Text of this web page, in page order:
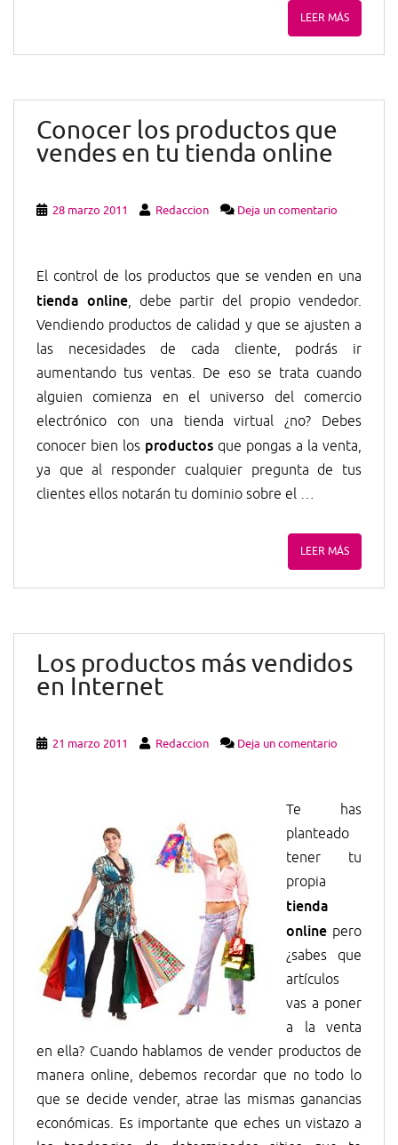
LEER MÁS
Conocer los productos que
vendes en tu tienda online
28 marzo 2011 Redaccion Deja un comentario
El control de los productos que se venden en una
tienda online, debe partir del propio vendedor.
Vendiendo productos de calidad y que se ajusten a
las necesidades de cada cliente, podrás ir
aumentando tus ventas. De eso se trata cuando
alguien comienza en el universo del comercio
electrónico con una tienda virtual ¿no? Debes
conocer bien los productos que pongas a la venta,
ya que al responder cualquier pregunta de tus
clientes ellos notarán tu dominio sobre el …
LEER MÁS
Los productos más vendidos
en Internet
21 marzo 2011 Redaccion Deja un comentario
Te has
planteado
tener tu
propia
tienda
online pero
¿sabes que
artículos
vas a poner
a la venta
en ella? Cuando hablamos de vender productos de
manera online, debemos recordar que no todo lo
que se decide vender, atrae las mismas ganancias
económicas. Es importante que eches un vistazo a